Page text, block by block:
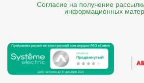
Согласие на получение
информационных